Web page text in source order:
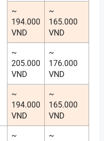
~
194.000
VND
~
165.000
VND
~
205.000
VND
~
176.000
VND
~
194.000
VND
~
165.000
VND
~
~